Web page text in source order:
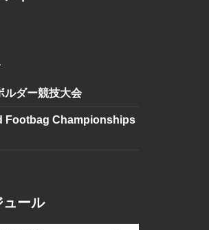
ルダー競技大会
Footbag Championships
ュール